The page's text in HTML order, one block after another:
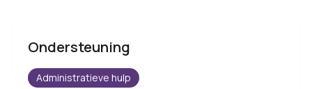
Ondersteuning
Administratieve hulp